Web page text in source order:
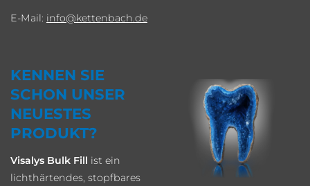
E-Mail: info kettenbach.de
KENNEN SIE
SCHON UNSER
NEUESTES
PRODUKT?
Visalys Bulk Fill ist ein
lichthärtendes, stopfbares